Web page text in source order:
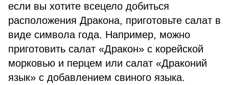
если вы хотите всецело добиться
расположения Дракона, приготовьте салат в
виде символа года. Например, можно
приготовить салат «Дракон» с корейской
морковью и перцем или салат «Драконий
язык» с добавлением свиного языка.